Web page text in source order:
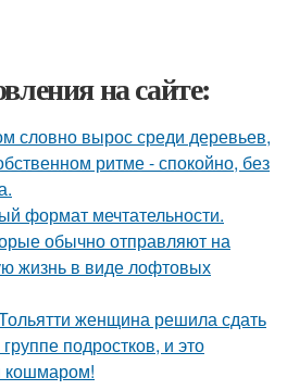
на сайте:
словно вырос среди деревьев,
ритме - спокойно, без
формат мечтательности.
обычно отправляют на
жизнь в виде лофтовых
женщина решила сдать
подростков, и это
кошмаром!